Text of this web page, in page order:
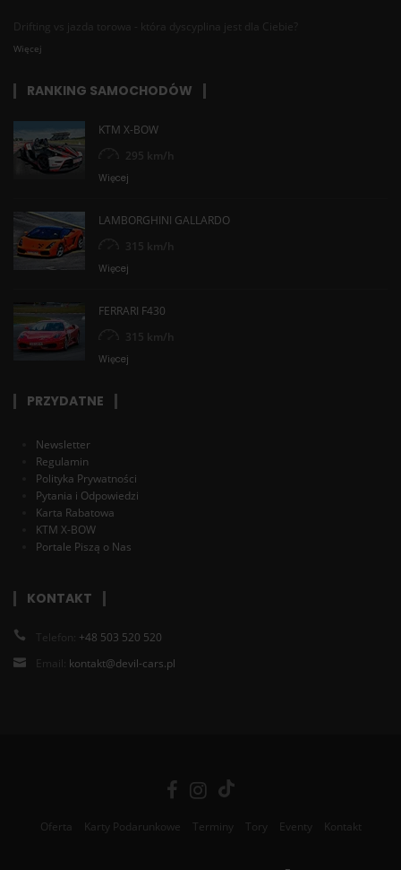
Drifting vs jazda torowa - która dyscyplina jest dla Ciebie?
Więcej
RANKING SAMOCHODÓW
KTM X-BOW
295 km/h
Więcej
LAMBORGHINI GALLARDO
315 km/h
Więcej
FERRARI F430
315 km/h
Więcej
PRZYDATNE
Newsletter
Regulamin
Polityka Prywatności
Pytania i Odpowiedzi
Karta Rabatowa
KTM X-BOW
Portale Piszą o Nas
KONTAKT
Telefon: +48 503 520 520
Email: kontakt@devil-cars.pl
Oferta Karty Podarunkowe Terminy Tory Eventy Kontakt